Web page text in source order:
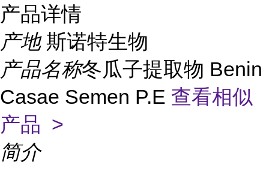
产品详情
产地 斯诺特生物
产品名称冬瓜子提取物 Benin
Casae Semen P.E 查看相似
产品 >
简介